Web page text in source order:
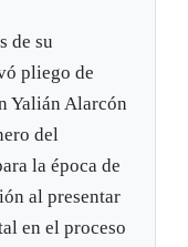
de su
pliego de
Yalián Alarcón
del
la época de
al presentar
en el proceso